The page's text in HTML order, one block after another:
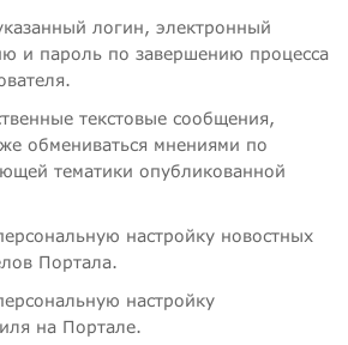
логин, электронный
и пароль по завершению процесса
текстовые сообщения,
обмениваться мнениями по
тематики опубликованной
настройку новостных
Портала.
настройку
на Портале.